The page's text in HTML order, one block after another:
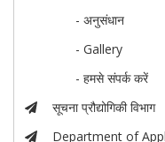
- अनुसंधान
- Gallery
- हमसे संपर्क करें
सूचना प्रौद्योगिकी विभाग
Department of